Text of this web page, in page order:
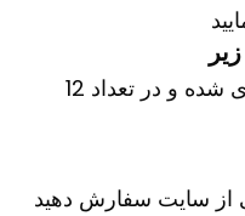
این محصول به صورت بسته بندی شده و در تعداد 12
سایت سفارش دهید